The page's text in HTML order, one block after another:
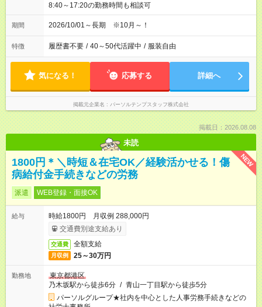
8:40～17:20の勤務時間も相談可
期間 2026/10/01～長期 ※10月～！
特徴 履歴書不要 / 40～50代活躍中 / 服装自由
気になる！ 応募する 詳細へ
掲載元企業名 パーソルテンプスタッフ株式会社
掲載日：2026.08.08
未読
NEW
1800円＊＼時短＆在宅OK／経験活かせる！傷
病給付金手続きなどの労務
派遣 WEB登録・面接OK
給与
時給1800円 月収例 288,000円
交通費別途支給あり
交通費 全額支給
月収例 25～30万円
勤務地
東京都港区
乃木坂駅から徒歩6分 / 青山一丁目駅から徒歩5分
パーソルグループ★社内を中心とした人事労務手続きなどの